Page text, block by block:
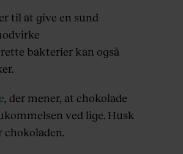
til at give en sund
bakterier kan også
, der mener, at chokolade
ved lige. Husk
chokoladen.